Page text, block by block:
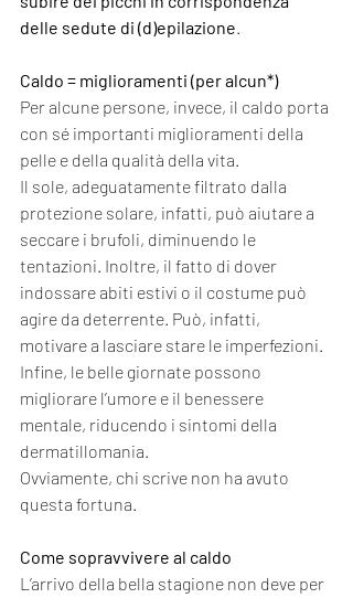
delle sedute di (d)epilazione.
Caldo = miglioramenti (per alcun*)
Per alcune persone, invece, il caldo porta
con sé importanti miglioramenti della
pelle e della qualità della vita.
Il sole, adeguatamente filtrato dalla
protezione solare, infatti, può aiutare a
seccare i brufoli, diminuendo le
tentazioni. Inoltre, il fatto di dover
indossare abiti estivi o il costume può
agire da deterrente. Può, infatti,
motivare a lasciare stare le imperfezioni.
Infine, le belle giornate possono
migliorare l’umore e il benessere
mentale, riducendo i sintomi della
dermatillomania.
Ovviamente, chi scrive non ha avuto
questa fortuna.
Come sopravvivere al caldo
L’arrivo della bella stagione non deve per